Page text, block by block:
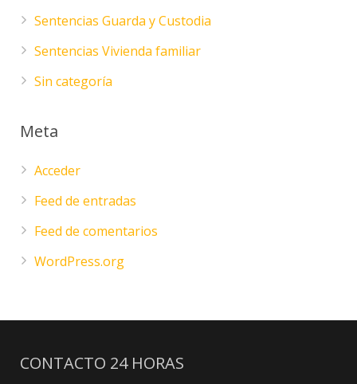
Sentencias Guarda y Custodia
Sentencias Vivienda familiar
Sin categoría
Meta
Acceder
Feed de entradas
Feed de comentarios
WordPress.org
CONTACTO 24 HORAS